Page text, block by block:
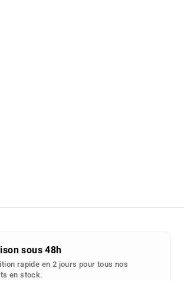
sous 48h
rapide en 2 jours pour tous nos
en stock.